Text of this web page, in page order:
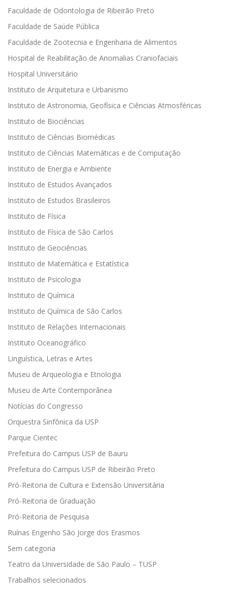
Faculdade de Odontologia de Ribeirão Preto
Faculdade de Saúde Pública
Faculdade de Zootecnia e Engenharia de Alimentos
Hospital de Reabilitação de Anomalias Craniofaciais
Hospital Universitário
Instituto de Arquitetura e Urbanismo
Instituto de Astronomia, Geofísica e Ciências Atmosféricas
Instituto de Biociências
Instituto de Ciências Biomédicas
Instituto de Ciências Matemáticas e de Computação
Instituto de Energia e Ambiente
Instituto de Estudos Avançados
Instituto de Estudos Brasileiros
Instituto de Física
Instituto de Física de São Carlos
Instituto de Geociências
Instituto de Matemática e Estatística
Instituto de Psicologia
Instituto de Química
Instituto de Química de São Carlos
Instituto de Relações Internacionais
Instituto Oceanográfico
Linguística, Letras e Artes
Museu de Arqueologia e Etnologia
Museu de Arte Contemporânea
Notícias do Congresso
Orquestra Sinfônica da USP
Parque Cientec
Prefeitura do Campus USP de Bauru
Prefeitura do Campus USP de Ribeirão Preto
Pró-Reitoria de Cultura e Extensão Universitária
Pró-Reitoria de Graduação
Pró-Reitoria de Pesquisa
Ruínas Engenho São Jorge dos Erasmos
Sem categoria
Teatro da Universidade de São Paulo – TUSP
Trabalhos selecionados